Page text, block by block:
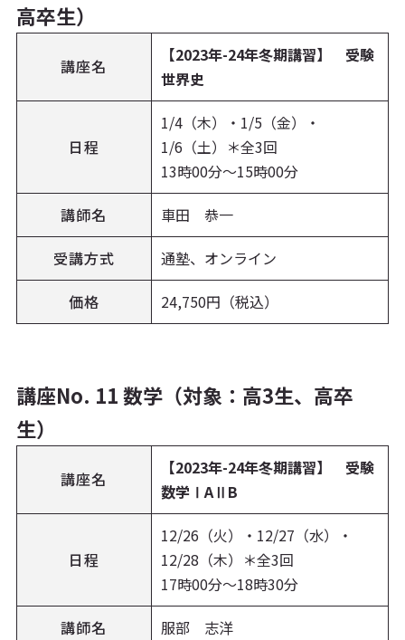
高卒生）
講座名
【2023年-24年冬期講習】 受験
世界史
日程
1/4（木）・1/5（金）・
1/6（土）＊全3回
13時00分～15時00分
講師名
車田 恭一
受講方式
通塾、オンライン
価格
24,750円（税込）
講座No. 11 数学（対象：高3生、高卒
生）
講座名
【2023年-24年冬期講習】 受験
数学ⅠAⅡB
日程
12/26（火）・12/27（水）・
12/28（木）＊全3回
17時00分～18時30分
講師名
服部 志洋